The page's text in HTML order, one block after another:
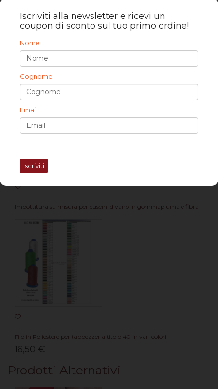
Velcro femmina cm 2-3-5 Rotoli da 25 mt
5,00 €
Imbottitura su misura per cuscini divano in gommapiuma e fibra
Filo in Poliestere per tappezzeria titolo 40 in vari colori
16,50 €
Prodotti Alternativi
Iscriviti alla newsletter e ricevi un
coupon di sconto sul tuo primo ordine!
Nome
Cognome
Email
Iscriviti